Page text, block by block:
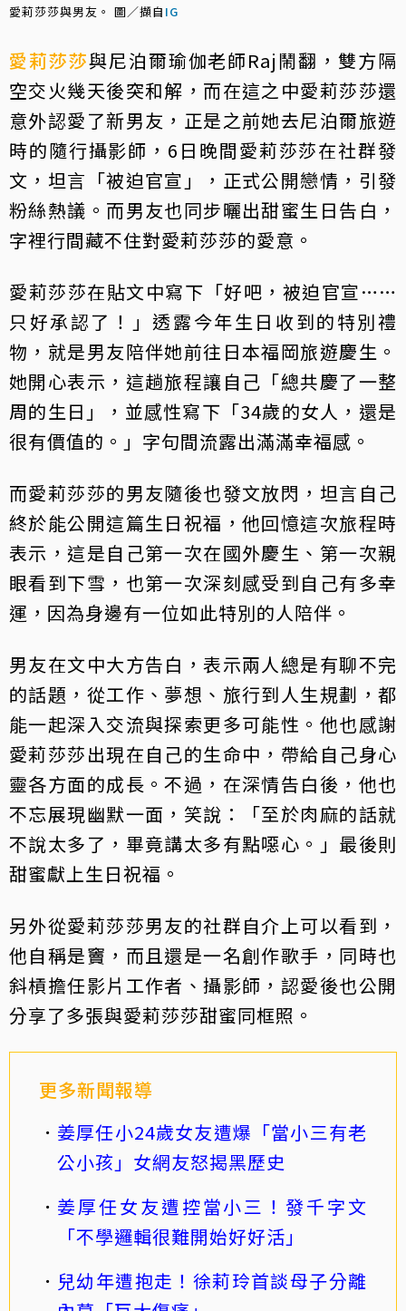
愛莉莎莎與男友。 圖／擷自 IG
愛莉莎莎與尼泊爾瑜伽老師Raj鬧翻，雙方隔
空交火幾天後突和解，而在這之中愛莉莎莎還
意外認愛了新男友，正是之前她去尼泊爾旅遊
時的隨行攝影師，6日晚間愛莉莎莎在社群發
文，坦言「被迫官宣」，正式公開戀情，引發
粉絲熱議。而男友也同步曬出甜蜜生日告白，
字裡行間藏不住對愛莉莎莎的愛意。
愛莉莎莎在貼文中寫下「好吧，被迫官宣……
只好承認了！」透露今年生日收到的特別禮
物，就是男友陪伴她前往日本福岡旅遊慶生。
她開心表示，這趟旅程讓自己「總共慶了一整
周的生日」，並感性寫下「34歲的女人，還是
很有價值的。」字句間流露出滿滿幸福感。
而愛莉莎莎的男友隨後也發文放閃，坦言自己
終於能公開這篇生日祝福，他回憶這次旅程時
表示，這是自己第一次在國外慶生、第一次親
眼看到下雪，也第一次深刻感受到自己有多幸
運，因為身邊有一位如此特別的人陪伴。
男友在文中大方告白，表示兩人總是有聊不完
的話題，從工作、夢想、旅行到人生規劃，都
能一起深入交流與探索更多可能性。他也感謝
愛莉莎莎出現在自己的生命中，帶給自己身心
靈各方面的成長。不過，在深情告白後，他也
不忘展現幽默一面，笑說：「至於肉麻的話就
不說太多了，畢竟講太多有點噁心。」最後則
甜蜜獻上生日祝福。
另外從愛莉莎莎男友的社群自介上可以看到，
他自稱是竇，而且還是一名創作歌手，同時也
斜槓擔任影片工作者、攝影師，認愛後也公開
分享了多張與愛莉莎莎甜蜜同框照。
更多新聞報導
姜厚任小24歲女友遭爆「當小三有老
公小孩」女網友怒揭黑歷史
姜厚任女友遭控當小三！發千字文
「不學邏輯很難開始好好活」
兒幼年遭抱走！徐莉玲首談母子分離